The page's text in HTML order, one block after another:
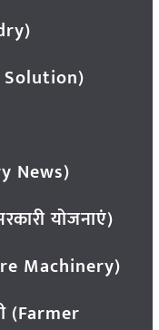
Solution)
News)
योजनाएं)
Machinery)
(Farmer